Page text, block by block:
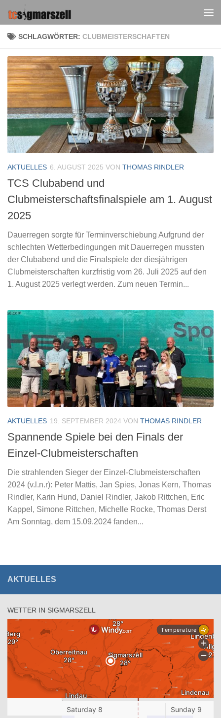
Zum Inhalt springen
SCHLAGWÖRTER: CLUBMEISTERSCHAFTEN
AKTUELLES 6. AUGUST 2025 VON THOMAS RINDLER
TCS Clubabend und
Clubmeisterschaftsfinalspiele am 1. August
2025
Dauerregen sorgte für Terminverschiebung Aufgrund der
schlechten Wetterbedingungen mit Dauerregen mussten
der Clubabend und die Finalspiele der diesjährigen
Clubmeisterschaften kurzfristig vom 26. Juli 2025 auf den
1. August 2025 verlegt werden. Zum neuen Termin...
AKTUELLES 19. SEPTEMBER 2024 VON THOMAS RINDLER
Spannende Spiele bei den Finals der
Einzel-Clubmeisterschaften
Die strahlenden Sieger der Einzel-Clubmeisterschaften
2024 (v.l.n.r): Peter Mattis, Jan Spies, Jonas Kern, Thomas
Rindler, Karin Hund, Daniel Rindler, Jakob Rittchen, Eric
Kappel, Simone Rittchen, Michelle Rocke, Thomas Derst
Am Sonntag, dem 15.09.2024 fanden...
AKTUELLES
WETTER IN SIGMARSZELL